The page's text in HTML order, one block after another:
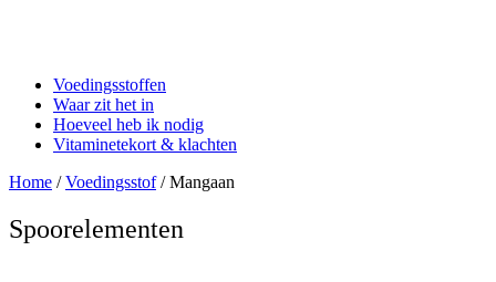
Voedingsstoffen
Waar zit het in
Hoeveel heb ik nodig
Vitaminetekort & klachten
Home /Voedingsstof/ Mangaan
Spoorelementen